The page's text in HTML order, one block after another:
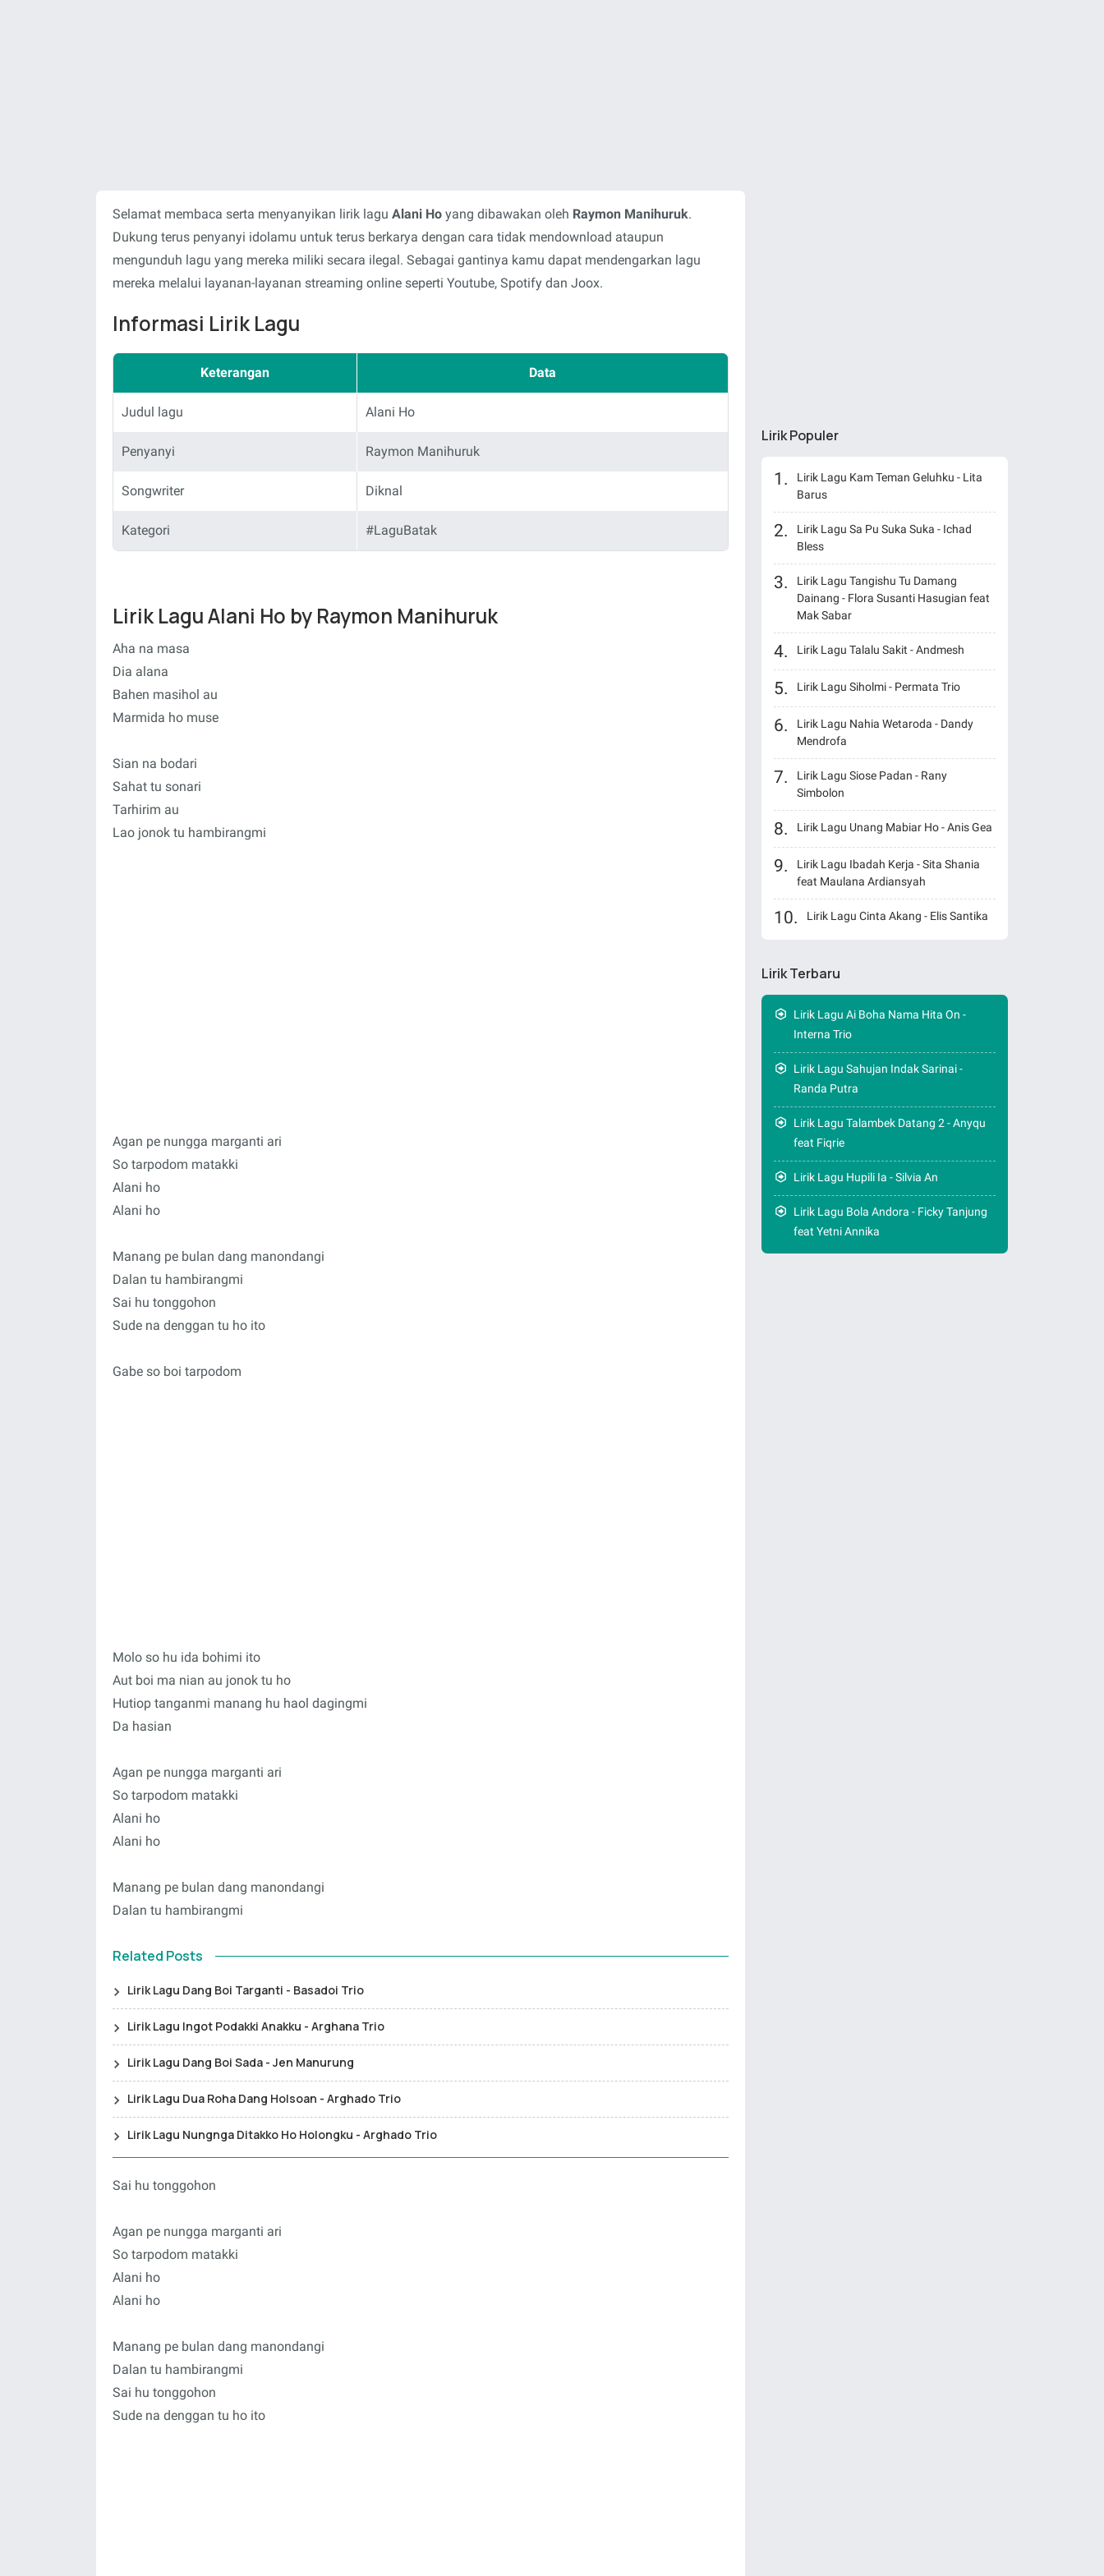
Selamat membaca serta menyanyikan lirik lagu Alani Ho yang dibawakan oleh Raymon Manihuruk.
Dukung terus penyanyi idolamu untuk terus berkarya dengan cara tidak mendownload ataupun
mengunduh lagu yang mereka miliki secara ilegal. Sebagai gantinya kamu dapat mendengarkan lagu
mereka melalui layanan-layanan streaming online seperti Youtube, Spotify dan Joox.
Informasi Lirik Lagu
Keterangan Data
Judul lagu Alani Ho
Penyanyi Raymon Manihuruk
Songwriter Diknal
Kategori #LaguBatak
Lirik Lagu Alani Ho by Raymon Manihuruk
Aha na masa
Dia alana
Bahen masihol au
Marmida ho muse
Sian na bodari
Sahat tu sonari
Tarhirim au
Lao jonok tu hambirangmi
Agan pe nungga marganti ari
So tarpodom matakki
Alani ho
Alani ho
Manang pe bulan dang manondangi
Dalan tu hambirangmi
Sai hu tonggohon
Sude na denggan tu ho ito
Gabe so boi tarpodom
Molo so hu ida bohimi ito
Aut boi ma nian au jonok tu ho
Hutiop tanganmi manang hu haol dagingmi
Da hasian
Agan pe nungga marganti ari
So tarpodom matakki
Alani ho
Alani ho
Manang pe bulan dang manondangi
Dalan tu hambirangmi
Related Posts
Lirik Lagu Dang Boi Targanti - Basadoi Trio
Lirik Lagu Ingot Podakki Anakku - Arghana Trio
Lirik Lagu Dang Boi Sada - Jen Manurung
Lirik Lagu Dua Roha Dang Holsoan - Arghado Trio
Lirik Lagu Nungnga Ditakko Ho Holongku - Arghado Trio
Sai hu tonggohon
Agan pe nungga marganti ari
So tarpodom matakki
Alani ho
Alani ho
Manang pe bulan dang manondangi
Dalan tu hambirangmi
Sai hu tonggohon
Sude na denggan tu ho ito
Lirik Populer
Lirik Lagu Kam Teman Geluhku - Lita
Barus
Lirik Lagu Sa Pu Suka Suka - Ichad
Bless
Lirik Lagu Tangishu Tu Damang
Dainang - Flora Susanti Hasugian feat
Mak Sabar
Lirik Lagu Talalu Sakit - Andmesh
Lirik Lagu Siholmi - Permata Trio
Lirik Lagu Nahia Wetaroda - Dandy
Mendrofa
Lirik Lagu Siose Padan - Rany
Simbolon
Lirik Lagu Unang Mabiar Ho - Anis Gea
Lirik Lagu Ibadah Kerja - Sita Shania
feat Maulana Ardiansyah
Lirik Lagu Cinta Akang - Elis Santika
Lirik Terbaru
Lirik Lagu Ai Boha Nama Hita On -
Interna Trio
Lirik Lagu Sahujan Indak Sarinai -
Randa Putra
Lirik Lagu Talambek Datang 2 - Anyqu
feat Fiqrie
Lirik Lagu Hupili Ia - Silvia An
Lirik Lagu Bola Andora - Ficky Tanjung
feat Yetni Annika